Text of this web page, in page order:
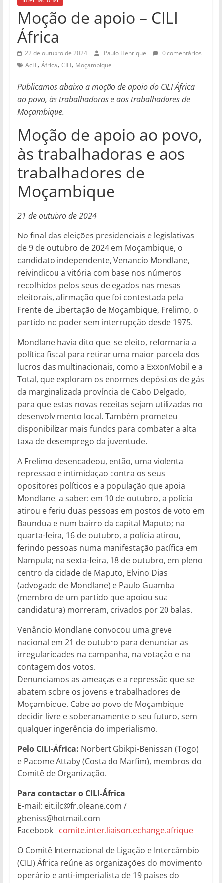
Moção de apoio – CILI
África
22 de outubro de 2024 Paulo Henrique
0 comentários
AcIT, África, CILI, Moçambique
Publicamos abaixo a moção de apoio do CILI África
ao povo, às trabalhadoras e aos trabalhadores de
Moçambique.
Moção de apoio ao povo,
às trabalhadoras e aos
trabalhadores de
Moçambique
21 de outubro de 2024
No final das eleições presidenciais e legislativas
de 9 de outubro de 2024 em Moçambique, o
candidato independente, Venancio Mondlane,
reivindicou a vitória com base nos números
recolhidos pelos seus delegados nas mesas
eleitorais, afirmação que foi contestada pela
Frente de Libertação de Moçambique, Frelimo, o
partido no poder sem interrupção desde 1975.
Mondlane havia dito que, se eleito, reformaria a
política fiscal para retirar uma maior parcela dos
lucros das multinacionais, como a ExxonMobil e a
Total, que exploram os enormes depósitos de gás
da marginalizada província de Cabo Delgado,
para que estas novas receitas sejam utilizadas no
desenvolvimento local. Também prometeu
disponibilizar mais fundos para combater a alta
taxa de desemprego da juventude.
A Frelimo desencadeou, então, uma violenta
repressão e intimidação contra os seus
opositores políticos e a população que apoia
Mondlane, a saber: em 10 de outubro, a polícia
atirou e feriu duas pessoas em postos de voto em
Baundua e num bairro da capital Maputo; na
quarta-feira, 16 de outubro, a polícia atirou,
ferindo pessoas numa manifestação pacífica em
Nampula; na sexta-feira, 18 de outubro, em pleno
centro da cidade de Maputo, Elvino Dias
(advogado de Mondlane) e Paulo Guamba
(membro de um partido que apoiou sua
candidatura) morreram, crivados por 20 balas.
Venâncio Mondlane convocou uma greve
nacional em 21 de outubro para denunciar as
irregularidades na campanha, na votação e na
contagem dos votos.
Denunciamos as ameaças e a repressão que se
abatem sobre os jovens e trabalhadores de
Moçambique. Cabe ao povo de Moçambique
decidir livre e soberanamente o seu futuro, sem
qualquer ingerência do imperialismo.
Pelo CILI-África: Norbert Gbikpi-Benissan (Togo)
e Pacome Attaby (Costa do Marfim), membros do
Comitê de Organização.
Para contactar o CILI-África
E-mail: eit.ilc@fr.oleane.com /
gbeniss@hotmail.com
Facebook : comite.inter.liaison.echange.afrique
O Comitê Internacional de Ligação e Intercâmbio
(CILI) África reúne as organizações do movimento
operário e anti-imperialista de 19 países do